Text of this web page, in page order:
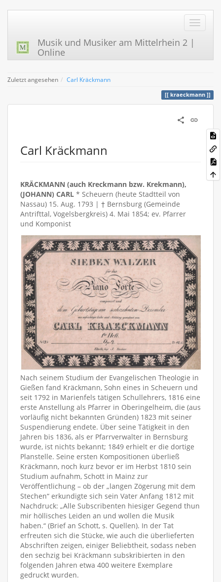
Musik und Musiker am Mittelrhein 2 |
Online
Zuletzt angesehen Carl Kräckmann
kraeckmann
Carl Kräckmann
KRÄCKMANN (auch Kreckmann bzw. Krekmann),
(JOHANN) CARL * Scheuern (heute Stadtteil von
Nassau) 15. Aug. 1793 | † Bernsburg (Gemeinde
Antrifttal, Vogelsbergkreis) 4. Mai 1854; ev. Pfarrer
und Komponist
Nach seinem Studium der Evangelischen Theologie in
Gießen fand Kräckmann, Sohn eines in Scheuern und
seit 1792 in Marienfels tätigen Schullehrers, 1816 eine
erste Anstellung als Pfarrer in Oberingelheim, die (aus
vorläufig nicht bekannten Gründen) 1823 mit seiner
Suspendierung endete. Über seine Tätigkeit in den
Jahren bis 1836, als er Pfarrverwalter in Bernsburg
wurde, ist nichts bekannt; 1849 erhielt er die dortige
Planstelle. Seine ersten Kompositionen überließ
Kräckmann, noch kurz bevor er im Herbst 1810 sein
Studium aufnahm, Schott in Mainz zur
Veröffentlichung – ob der „langen Zögerung mit dem
Stechen“ erkundigte sich sein Vater Anfang 1812 mit
Nachdruck: „Alle Subscribenten hiesiger Gegend thun
mir höllisches Leiden an und wollen die Musik
haben.“ (Brief an Schott, s. Quellen). In der Tat
erfreuten sich die Stücke, wie auch die überlieferten
Abschriften zeigen, einiger Beliebtheit, sodass neben
den sechzig bei Kräckmann subskribierten in den
folgenden Jahren etwa 400 weitere Exemplare
gedruckt wurden.